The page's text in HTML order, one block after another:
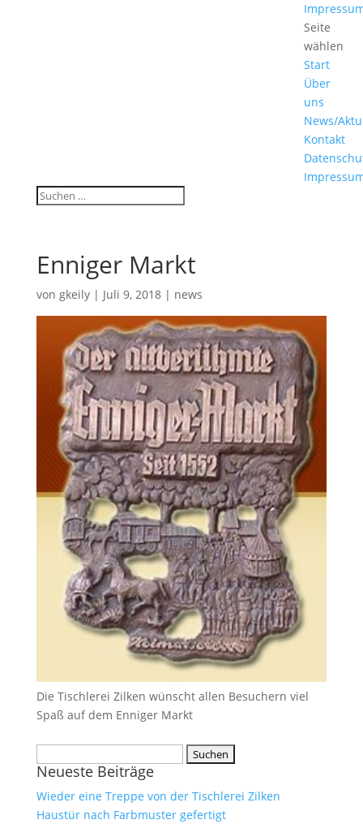
Seite
wählen
Start
Über
uns
News/
Kontakt
Enniger Markt
von gkeily| Juli 9, 2018| news
Die Tischlerei Zilken wünscht allen Besuchern viel
Spaß auf dem Enniger Markt
nach:
Neueste Beiträge
Wieder eine Treppe von der Tischlerei Zilken
Haustür nach Farbmuster gefertigt